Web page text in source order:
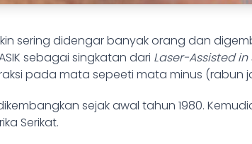
sering didengar banyak orang dan
sebagai singkatan dari Laser-Assisted
pada mata sepeeti mata minus (rabun
dikembangkan sejak awal tahun 1980.
Serikat.